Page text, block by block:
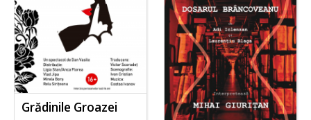
Grădinile Groazei